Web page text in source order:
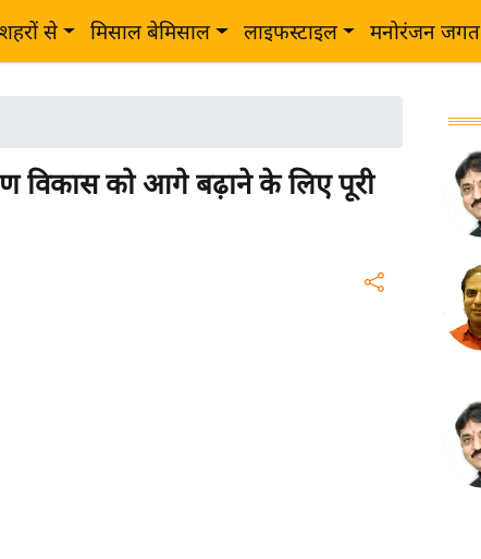
शहरों से मिसाल बेमिसाल लाइफस्टाइल मनोरंजन जगत
विकास को आगे बढ़ाने के लिए पूरी